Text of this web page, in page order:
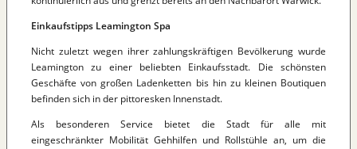
Einkaufstipps Leamington Spa
Nicht zuletzt wegen ihrer zahlungskräftigen Bevölkerung wurde
Leamington zu einer beliebten Einkaufsstadt. Die schönsten
Geschäfte von großen Ladenketten bis hin zu kleinen Boutiquen
befinden sich in der pittoresken Innenstadt.
Als besonderen Service bietet die Stadt für alle mit
eingeschränkter Mobilität Gehhilfen und Rollstühle an, um die